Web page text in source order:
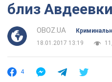
близ
OBOZ.UA
18.01.2017 13:19
4